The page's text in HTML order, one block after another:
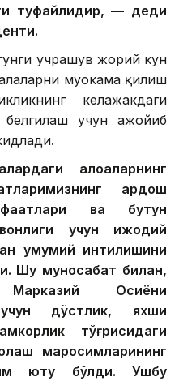
туфайлидир, — деди
учрашув жорий кун
муҳокама қилиш
келажакдаги
учун ажойиб
алоқаларнинг
қардош
ва бутун
учун ижодий
умумий интилишини
Шу муносабат билан,
Осиёни
дўстлик, яхши
тўғрисидаги
маросимларининг
ютуқ бўлди. Ушбу